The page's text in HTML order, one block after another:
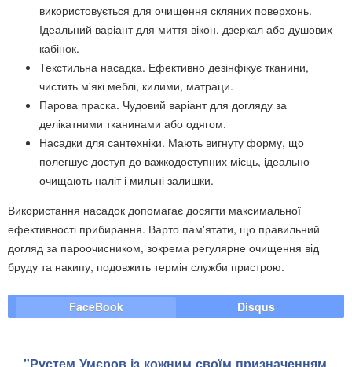
використовується для очищення скляних поверхонь.
Ідеальний варіант для миття вікон, дзеркал або душових
кабінок.
Текстильна насадка. Ефективно дезінфікує тканини,
чистить м'які меблі, килими, матраци.
Парова праска. Чудовий варіант для догляду за
делікатними тканинами або одягом.
Насадки для сантехніки. Мають вигнуту форму, що
полегшує доступ до важкодоступних місць, ідеально
очищають наліт і мильні залишки.
Використання насадок допомагає досягти максимальної
ефективності прибирання. Варто пам'ятати, що правильний
догляд за пароочисником, зокрема регулярне очищення від
бруду та накипу, подовжить термін служби пристрою.
FaceBook Disqus